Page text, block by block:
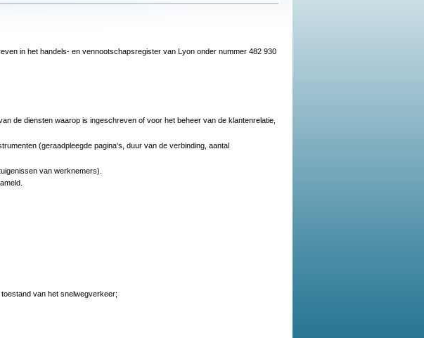
in het handels- en vennootschapsregister van Lyon onder nummer 482 930
de diensten waarop is ingeschreven of voor het beheer van de klantenrelatie,
(geraadpleegde pagina's, duur van de verbinding, aantal
van werknemers).
van het snelwegverkeer;